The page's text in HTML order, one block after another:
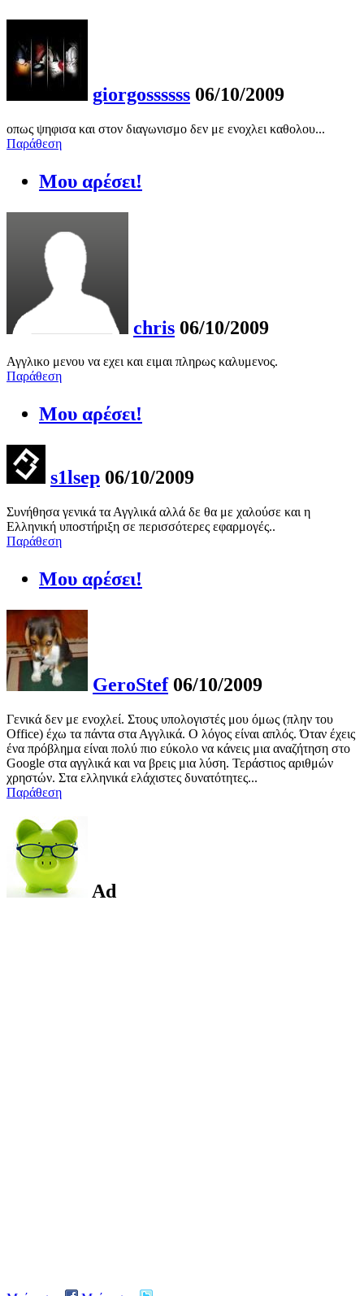
giorgossssss 06/10/2009
οπως ψηφισα και στον διαγωνισμο δεν με ενοχλει καθολου...
Παράθεση
Μου αρέσει!
chris 06/10/2009
Αγγλικο μενου να εχει και ειμαι πληρως καλυμενος.
Παράθεση
Μου αρέσει!
s1lsep 06/10/2009
Συνήθησα γενικά τα Αγγλικά αλλά δε θα με χαλούσε και η
Ελληνική υποστήριξη σε περισσότερες εφαρμογές..
Παράθεση
Μου αρέσει!
GeroStef 06/10/2009
Γενικά δεν με ενοχλεί. Στους υπολογιστές μου όμως (πλην του
Office) έχω τα πάντα στα Αγγλικά. Ο λόγος είναι απλός. Όταν έχεις
ένα πρόβλημα είναι πολύ πιο εύκολο να κάνεις μια αναζήτηση στο
Google στα αγγλικά και να βρεις μια λύση. Τεράστιος αριθμών
χρηστών. Στα ελληνικά ελάχιστες δυνατότητες...
Παράθεση
Ad